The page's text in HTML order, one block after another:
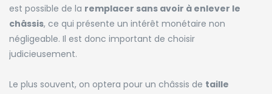
est possible de la remplacer sans avoir à enlever le
châssis, ce qui présente un intérêt monétaire non
négligeable. Il est donc important de choisir
judicieusement.
Le plus souvent, on optera pour un châssis de taille